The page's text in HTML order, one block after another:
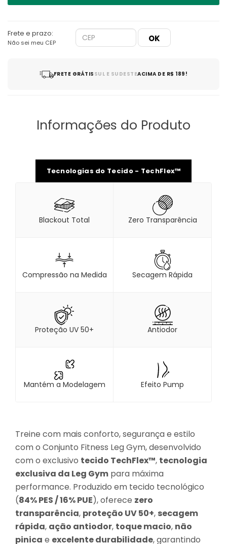
Frete e prazo:
Não sei meu CEP
FRETE GRÁTIS SUL E SUDESTEACIMA DE R$ 189!
Informações do Produto
Tecnologias do Tecido - TechFlex™
Blackout Total Zero Transparência
Compressão na Medida Secagem Rápida
Proteção UV 50+ Antiodor
Mantém a Modelagem Efeito Pump
Treine com mais conforto, segurança e estilo
com o Conjunto Fitness Leg Gym, desenvolvido
com o exclusivo tecido TechFlex™, tecnologia
exclusiva da Leg Gym para máxima
performance. Produzido em tecido tecnológico
(84% PES / 16% PUE), oferece zero
transparência, proteção UV 50+, secagem
rápida, ação antiodor, toque macio, não
pinica e excelente durabilidade, garantindo